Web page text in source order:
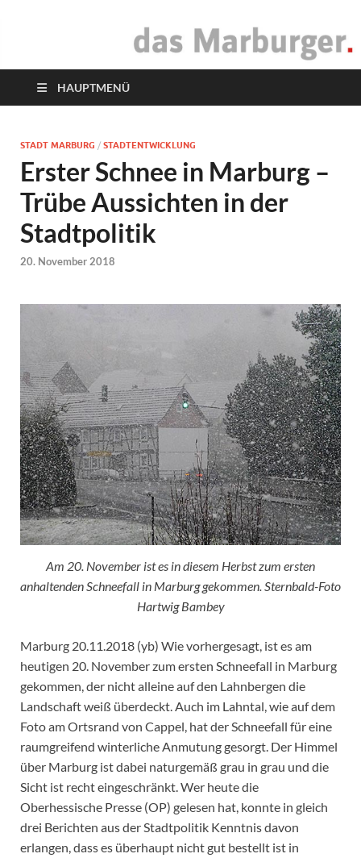
das Marburger.
HAUPTMENÜ
STADT MARBURG / STADTENTWICKLUNG
Erster Schnee in Marburg –
Trübe Aussichten in der
Stadtpolitik
20. November 2018
Am 20. November ist es in diesem Herbst zum ersten
anhaltenden Schneefall in Marburg gekommen. Sternbald-Foto
Hartwig Bambey
Marburg 20.11.2018 (yb) Wie vorhergesagt, ist es am
heutigen 20. November zum ersten Schneefall in Marburg
gekommen, der nicht alleine auf den Lahnbergen die
Landschaft weiß überdeckt. Auch im Lahntal, wie auf dem
Foto am Ortsrand von Cappel, hat der Schneefall für eine
raumgreifend winterliche Anmutung gesorgt. Der Himmel
über Marburg ist dabei naturgemäß grau in grau und die
Sicht ist recht eingeschränkt. Wer heute die
Oberhessische Presse (OP) gelesen hat, konnte in gleich
drei Berichten aus der Stadtpolitik Kenntnis davon
erlangen, dass es überhaupt nicht gut bestellt ist in